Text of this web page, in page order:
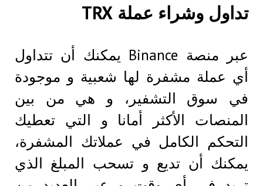
تداول وشراء عملة TRX
عبر منصة Binance يمكنك أن تتداول
أي عملة مشفرة لها شعبية و موجودة
في سوق التشفير، و هي من بين
المنصات الأكثر أمانا و التي تعطيك
التحكم الكامل في عملاتك المشفرة،
يمكنك أن تديع و تسحب المبلغ الذي